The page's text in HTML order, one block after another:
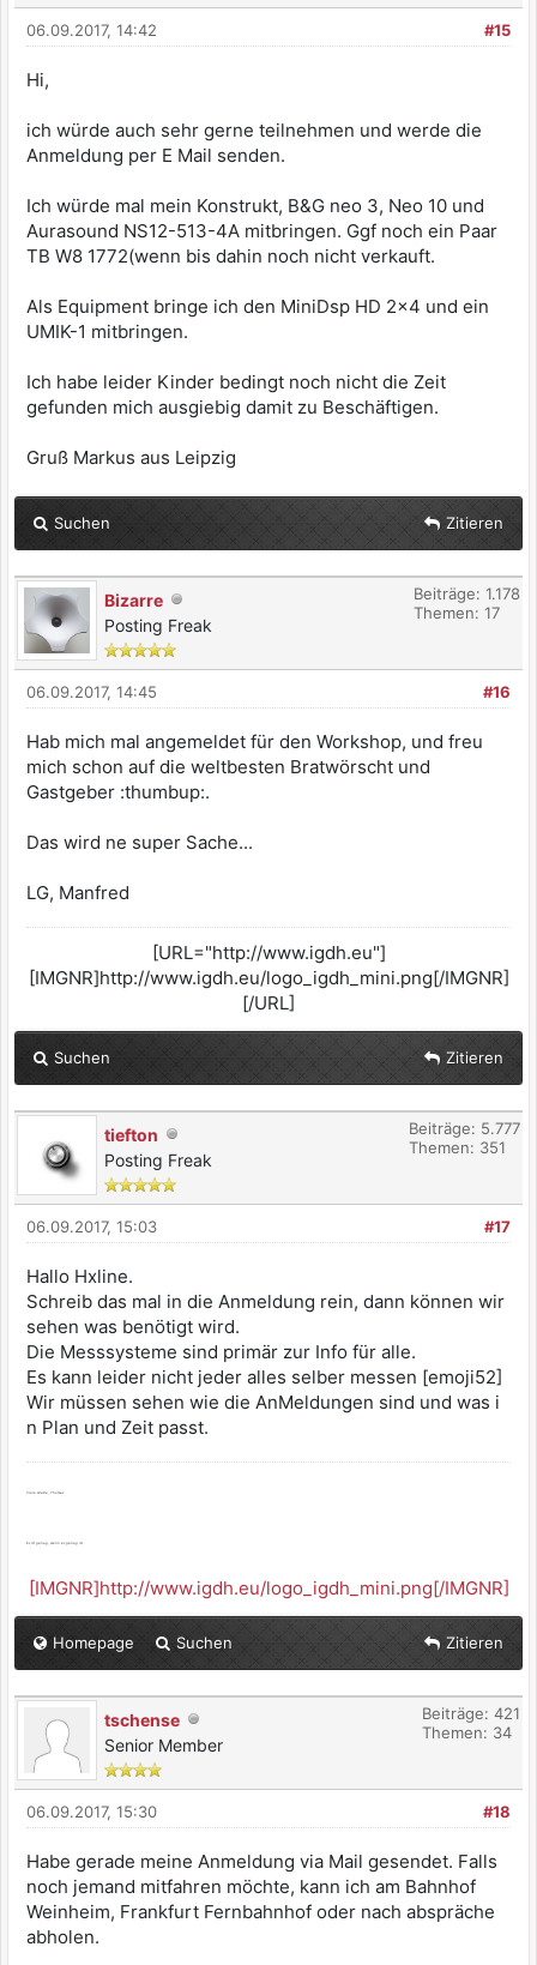
#15
06.09.2017, 14:42
Hi,
ich würde auch sehr gerne teilnehmen und werde die
Anmeldung per E Mail senden.
Ich würde mal mein Konstrukt, B&G neo 3, Neo 10 und
Aurasound NS12-513-4A mitbringen. Ggf noch ein Paar
TB W8 1772(wenn bis dahin noch nicht verkauft.
Als Equipment bringe ich den MiniDsp HD 2x4 und ein
UMIK-1 mitbringen.
Ich habe leider Kinder bedingt noch nicht die Zeit
gefunden mich ausgiebig damit zu Beschäftigen.
Gruß Markus aus Leipzig
Suchen Zitieren
Bizarre
Posting Freak
Beiträge: 1.178
Themen: 17
#16
06.09.2017, 14:45
Hab mich mal angemeldet für den Workshop, und freu
mich schon auf die weltbesten Bratwörscht und
Gastgeber :thumbup:.
Das wird ne super Sache...
LG, Manfred
[URL="http://www.igdh.eu"]
[IMGNR]http://www.igdh.eu/logo_igdh_mini.png[/IMGNR]
[/URL]
Suchen Zitieren
tiefton
Posting Freak
Beiträge: 5.777
Themen: 351
#17
06.09.2017, 15:03
Hallo Hxline.
Schreib das mal in die Anmeldung rein, dann können wir
sehen was benötigt wird.
Die Messsysteme sind primär zur Info für alle.
Es kann leider nicht jeder alles selber messen [emoji52]
Wir müssen sehen wie die AnMeldungen sind und was i
n Plan und Zeit passt.
Viele Grüße, Thomas
Es ist genug, wenn es genug ist.
[IMGNR]http://www.igdh.eu/logo_igdh_mini.png[/IMGNR]
Homepage Suchen Zitieren
tschense
Senior Member
Beiträge: 421
Themen: 34
#18
06.09.2017, 15:30
Habe gerade meine Anmeldung via Mail gesendet. Falls
noch jemand mitfahren möchte, kann ich am Bahnhof
Weinheim, Frankfurt Fernbahnhof oder nach abspräche
abholen.